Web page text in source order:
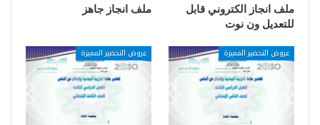
ملف انجاز الكتروني قابل
للتعديل ون نوت
ملف انجاز جاهز
عروض التحضير المميزة عروض التحضير المميزة